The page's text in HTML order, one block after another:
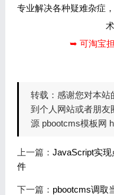
专业解决各种疑难杂症
➥ 可淘宝
转载： 感谢您对本站
到个人网站或者朋友
源 pbootcms模板网
上一篇： JavaScript实
件
下一篇： pbootcms调取